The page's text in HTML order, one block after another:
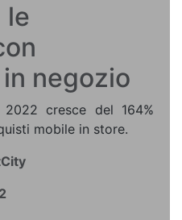
le
negozio
cresce del 164%
mobile in store.